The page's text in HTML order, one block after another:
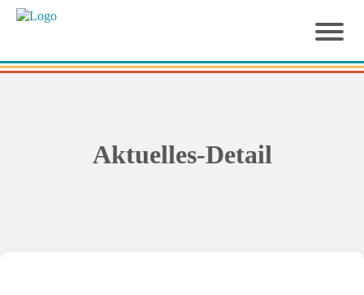
Aktuelles-Detail